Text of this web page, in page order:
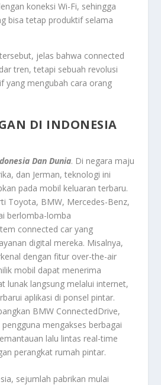
koneksi Wi-Fi, sehingga
bisa tetap produktif selama
jelas bahwa connected
tren, tetapi sebuah revolusi
yang mengubah cara orang
DI INDONESIA
Dan Dunia. Di negara maju
dan Jerman, teknologi ini
pada mobil keluaran terbaru.
Toyota, BMW, Mercedes-Benz,
berlomba-lomba
connected car yang
digital mereka. Misalnya,
dengan fitur over-the-air
mobil dapat menerima
lunak langsung melalui internet,
aplikasi di ponsel pintar.
BMW ConnectedDrive,
mengakses berbagai
lalu lintas real-time
perangkat rumah pintar.
sejumlah pabrikan mulai